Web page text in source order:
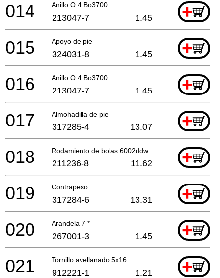
Anillo O 4 Bo3700 +
014 213047-7 1.45
Apoyo de pie +
015 324031-8 1.45
Anillo O 4 Bo3700 +
016 213047-7 1.45
Almohadilla de pie +
017 317285-4 13.07
Rodamiento de bolas 6002ddw +
018 211236-8 11.62
Contrapeso +
019 317284-6 13.31
Arandela 7 * +
020 267001-3 1.45
Tornillo avellanado 5x16 +
021 912221-1 1.21